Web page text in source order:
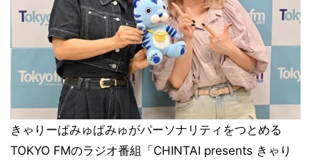
きゃりーぱみゅぱみゅがパーソナリティをつとめる
TOKYO FMのラジオ番組「CHINTAI presents きゃり